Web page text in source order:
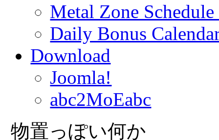
Metal Zone
Daily Bonus
Download
Joomla!
abc2MoEabc
物置っぽい何か